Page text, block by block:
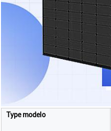
Type modelo